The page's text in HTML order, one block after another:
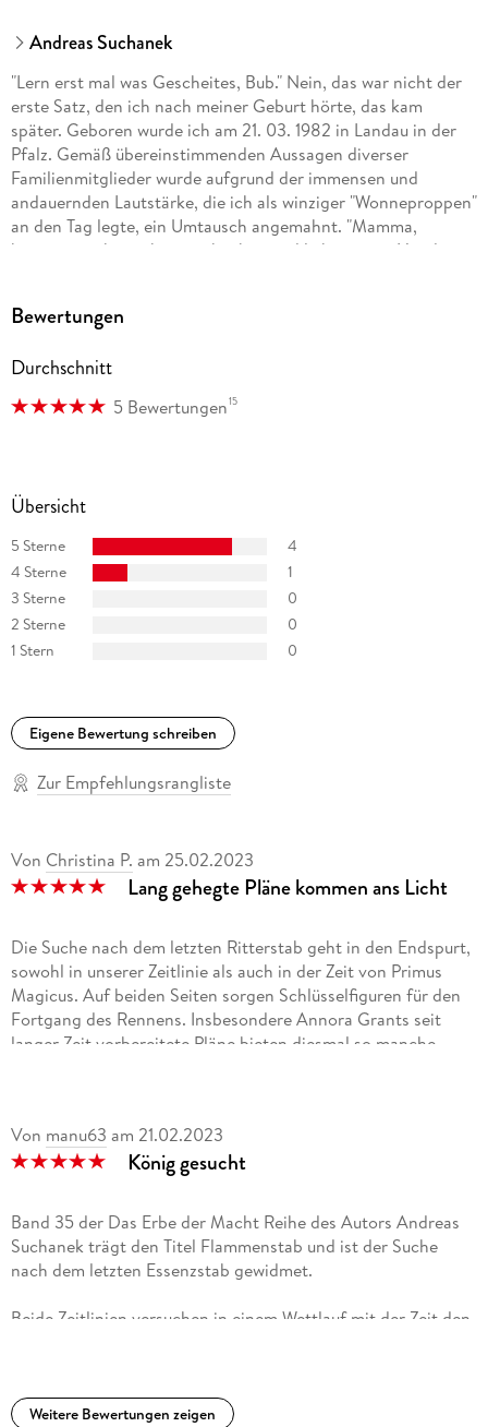
Andreas Suchanek
"Lern erst mal was Gescheites, Bub." Nein, das war nicht der
erste Satz, den ich nach meiner Geburt hörte, das kam
später. Geboren wurde ich am 21. 03. 1982 in Landau in der
Pfalz. Gemäß übereinstimmenden Aussagen diverser
Familienmitglieder wurde aufgrund der immensen und
andauernden Lautstärke, die ich als winziger "Wonneproppen"
an den Tag legte, ein Umtausch angemahnt. "Mamma,
können wir ihn nicht zurückgeben und lieber einen Hund
turbulente Jugend. Natürlich verrate ich hier keine weiteren
kaputtmachen, zum anderen bleibt dann nichts mehr für
meine Memoiren übrig.
Eine Übersicht:
"Das Erbe der Macht" (Urban-Fantasy, eigene Serie)
"Heliosphere 2265" (Space Opera, eigene Serie)
"Ein MORDs-Team" (Jugendkrimi, eigene Serie)
"Die 12 Häuser der Magie" (Urban-Fantasy, Buchreihe)
"Maddrax - Die dunkle Zukunft der Erde" (Dystopische Sci-Fi,
Co-Autor)
"Professor Zamorra - Der Meister des Übersinnlichen" (Urban
Fantasy, Co-Autor)
Opera, Co-Autor)
Bewertungen
Durchschnitt
5 Bewertungen15
Übersicht
5 Sterne
4
4 Sterne
1
3 Sterne
0
2 Sterne
0
1 Stern
0
Eigene Bewertung schreiben
Zur Empfehlungsrangliste
Von Christina P. am 25.02.2023
Lang gehegte Pläne kommen ans Licht
Die Suche nach dem letzten Ritterstab geht in den Endspurt,
sowohl in unserer Zeitlinie als auch in der Zeit von Primus
Magicus. Auf beiden Seiten sorgen Schlüsselfiguren für den
Fortgang des Rennens. Insbesondere Annora Grants seit
langer Zeit vorbereitete Pläne bieten diesmal so manche
mich diverse Male von unerwarteten Twists überraschen
lassen. Für Fans der Urban Fantasy Serie ein erneutes must
Königen der roten und weißen Krypten.
Von manu63 am 21.02.2023
König gesucht
Band 35 der Das Erbe der Macht Reihe des Autors Andreas
Suchanek trägt den Titel Flammenstab und ist der Suche
nach dem letzten Essenzstab gewidmet.
Beide Zeitlinien versuchen in einem Wettlauf mit der Zeit den
mit großen Schritten Richtung Finale geht.
Weitere Bewertungen zeigen